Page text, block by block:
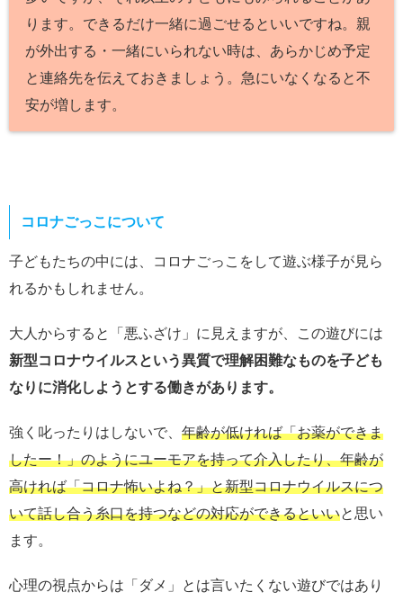
ります。できるだけ一緒に過ごせるといいですね。親
が外出する・一緒にいられない時は、あらかじめ予定
と連絡先を伝えておきましょう。急にいなくなると不
安が増します。
コロナごっこについて
子どもたちの中には、コロナごっこをして遊ぶ様子が見ら
れるかもしれません。
大人からすると「悪ふざけ」に見えますが、この遊びには
新型コロナウイルスという異質で理解困難なものを子ども
なりに消化しようとする働きがあります。
強く叱ったりはしないで、 年齢が低ければ「お薬ができま
したー！」のようにユーモアを持って介入したり、年齢が
高ければ「コロナ怖いよね？」と新型コロナウイルスにつ
いて話し合う糸口を持つなどの対応ができるといいと思い
ます。
心理の視点からは「ダメ」とは言いたくない遊びではあり